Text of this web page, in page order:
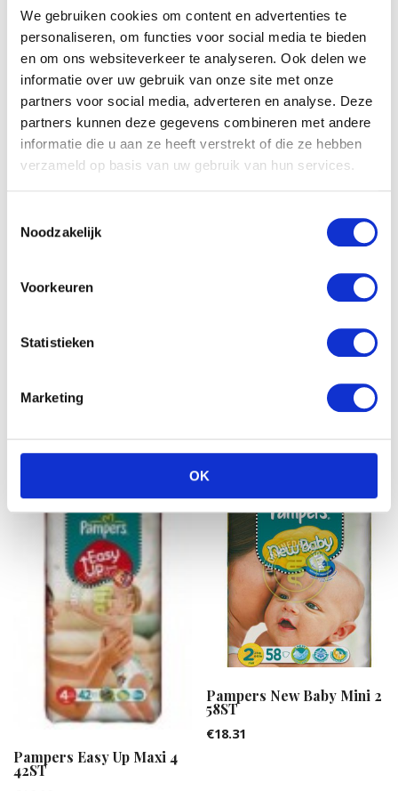
We gebruiken cookies om content en advertenties te
personaliseren, om functies voor social media te bieden
en om ons websiteverkeer te analyseren. Ook delen we
informatie over uw gebruik van onze site met onze
partners voor social media, adverteren en analyse. Deze
partners kunnen deze gegevens combineren met andere
informatie die u aan ze heeft verstrekt of die ze hebben
verzameld op basis van uw gebruik van hun services.
Noodzakelijk
Voorkeuren
Statistieken
Marketing
OK
Gerelateerde producten
Pampers Easy Up Maxi 4
42ST
Pampers New Baby Mini 2
58ST
€18.31